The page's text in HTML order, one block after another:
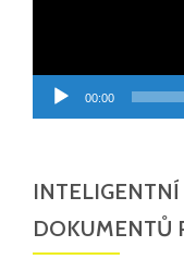
00:00
INTELIGENTNÍ
DOKUMENTŮ